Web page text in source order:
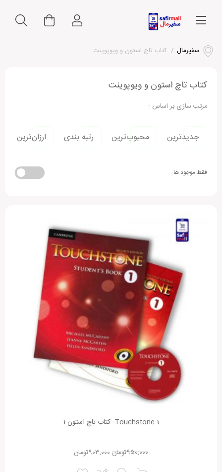
سفیرمال / کتاب تاچ استون و ویوپوینت
کتاب تاچ استون و ویوپوینت
مرتب سازی بر اساس :
جدیدترین محبوب‌ترین رتبه بندی ارزان‌ترین
فقط موجود ها:
Touchstone 1- کتاب تاچ استون 1
تومان۹۵۰,۰۰۰ تومان۹۰۳,۰۰۰